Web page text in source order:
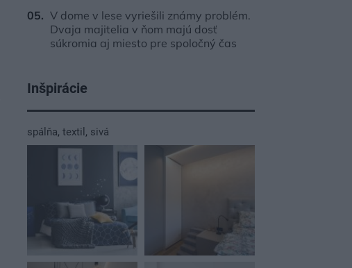
V dome v lese vyriešili známy problém.
Dvaja majitelia v ňom majú dosť
súkromia aj miesto pre spoločný čas
Inšpirácie
spálňa, textil , sivá